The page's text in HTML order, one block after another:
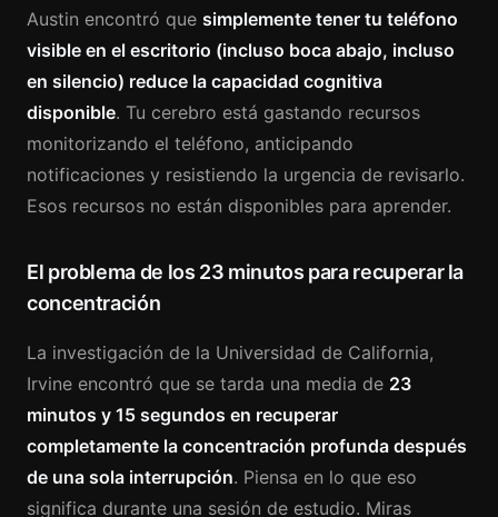
Austin encontró que simplemente tener tu teléfono
visible en el escritorio (incluso boca abajo, incluso
en silencio) reduce la capacidad cognitiva
disponible. Tu cerebro está gastando recursos
monitorizando el teléfono, anticipando
notificaciones y resistiendo la urgencia de revisarlo.
Esos recursos no están disponibles para aprender.
El problema de los 23 minutos para recuperar la
concentración
La investigación de la Universidad de California,
Irvine encontró que se tarda una media de 23
minutos y 15 segundos en recuperar
completamente la concentración profunda después
de una sola interrupción. Piensa en lo que eso
significa durante una sesión de estudio. Miras